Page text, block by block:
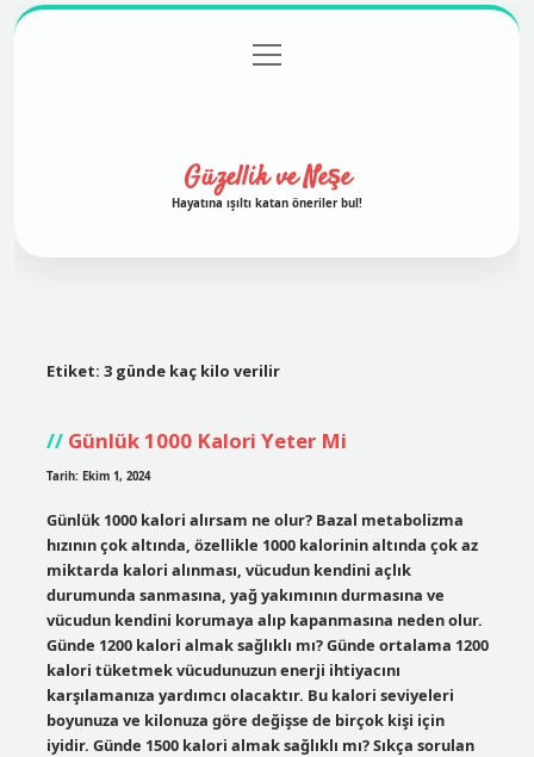
Gizlilik Politikası
menüyü
aç
Güzellik ve Neşe
Hayatına ışıltı katan öneriler bul!
Etiket: 3 günde kaç kilo verilir
Günlük 1000 Kalori Yeter Mi
Tarih: Ekim 1, 2024
Günlük 1000 kalori alırsam ne olur? Bazal metabolizma
hızının çok altında, özellikle 1000 kalorinin altında çok az
miktarda kalori alınması, vücudun kendini açlık
durumunda sanmasına, yağ yakımının durmasına ve
vücudun kendini korumaya alıp kapanmasına neden olur.
Günde 1200 kalori almak sağlıklı mı? Günde ortalama 1200
kalori tüketmek vücudunuzun enerji ihtiyacını
karşılamanıza yardımcı olacaktır. Bu kalori seviyeleri
boyunuza ve kilonuza göre değişse de birçok kişi için
iyidir. Günde 1500 kalori almak sağlıklı mı? Sıkça sorulan